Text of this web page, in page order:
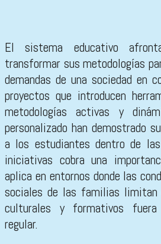
El sistema educativo
transformar sus metodologías
demandas de una sociedad en
proyectos que introducen
metodologías activas y
personalizado han demostrado
a los estudiantes dentro de
iniciativas cobra una
aplica en entornos donde las
sociales de las familias limitan
culturales y formativos
regular.